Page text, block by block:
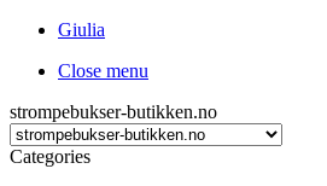
Giulia
Close menu
strompebukser-butikken.no
Categories